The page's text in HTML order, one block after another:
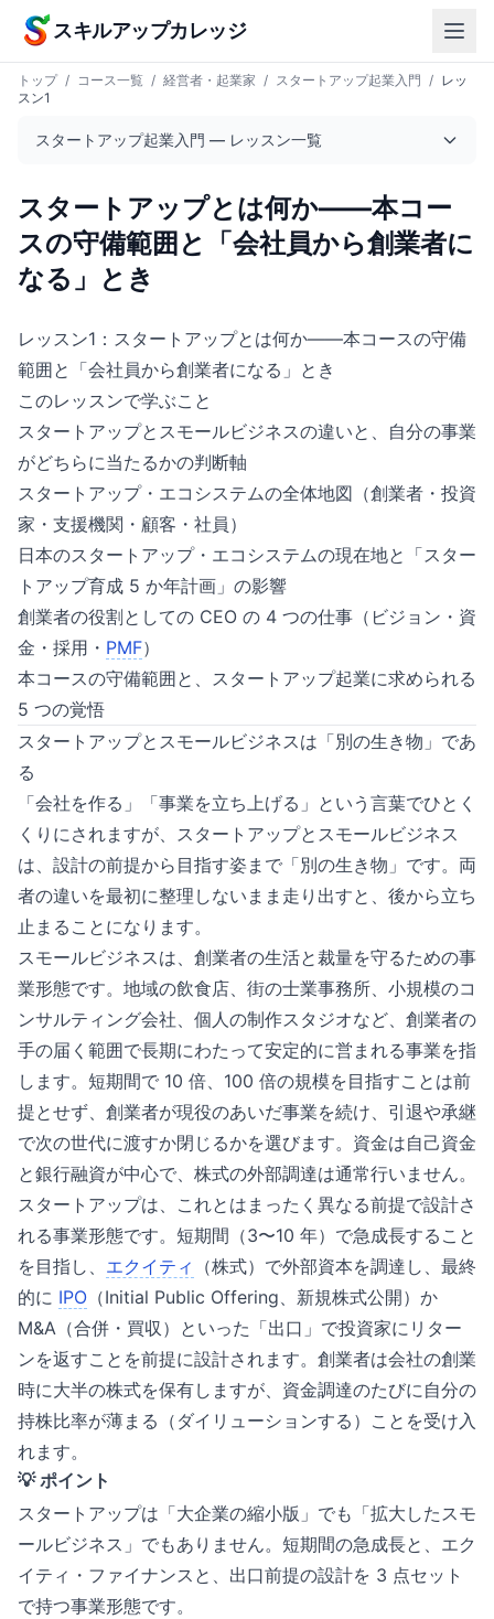
本文へスキップ
スキルアップカレッジ
トップ / コース一覧 / 経営者・起業家 / スタートアップ起業入門 / レッ
スン1
スタートアップ起業入門 — レッスン一覧
スタートアップとは何か——本コー
スの守備範囲と「会社員から創業者に
なる」とき
レッスン1：スタートアップとは何か——本コースの守備
範囲と「会社員から創業者になる」とき
このレッスンで学ぶこと
スタートアップとスモールビジネスの違いと、自分の事業
がどちらに当たるかの判断軸
スタートアップ・エコシステムの全体地図（創業者・投資
家・支援機関・顧客・社員）
日本のスタートアップ・エコシステムの現在地と「スター
トアップ育成 5 か年計画」の影響
創業者の役割としての CEO の 4 つの仕事（ビジョン・資
金・採用・ PMF）
本コースの守備範囲と、スタートアップ起業に求められる
5 つの覚悟
スタートアップとスモールビジネスは「別の生き物」であ
る
「会社を作る」「事業を立ち上げる」という言葉でひとく
くりにされますが、スタートアップとスモールビジネス
は、設計の前提から目指す姿まで「別の生き物」です。両
者の違いを最初に整理しないまま走り出すと、後から立ち
止まることになります。
スモールビジネスは、創業者の生活と裁量を守るための事
業形態です。地域の飲食店、街の士業事務所、小規模のコ
ンサルティング会社、個人の制作スタジオなど、創業者の
手の届く範囲で長期にわたって安定的に営まれる事業を指
します。短期間で 10 倍、100 倍の規模を目指すことは前
提とせず、創業者が現役のあいだ事業を続け、引退や承継
で次の世代に渡すか閉じるかを選びます。資金は自己資金
と銀行融資が中心で、株式の外部調達は通常行いません。
スタートアップは、これとはまったく異なる前提で設計さ
れる事業形態です。短期間（3〜10 年）で急成長すること
を目指し、 エクイティ
（株式）で外部資本を調達し、最終
的に IPO （Initial Public Offering、新規株式公開）か
M&A（合併・買収）といった「出口」で投資家にリター
ンを返すことを前提に設計されます。創業者は会社の創業
時に大半の株式を保有しますが、資金調達のたびに自分の
持株比率が薄まる（ダイリューションする）ことを受け入
れます。
💡 ポイント
スタートアップは「大企業の縮小版」でも「拡大したスモ
ールビジネス」でもありません。短期間の急成長と、エク
イティ・ファイナンスと、出口前提の設計を 3 点セット
で持つ事業形態です。